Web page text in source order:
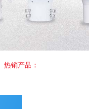
热销产品：